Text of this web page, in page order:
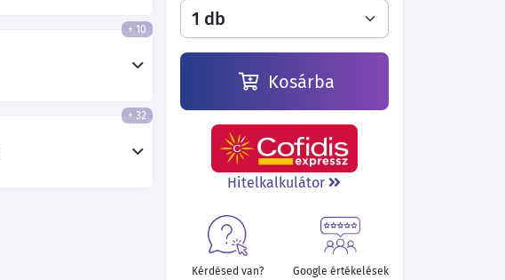
+ 10
+ 32
Kosárba
Hitelkalkulátor
Kérdésed van?
Google értékelések